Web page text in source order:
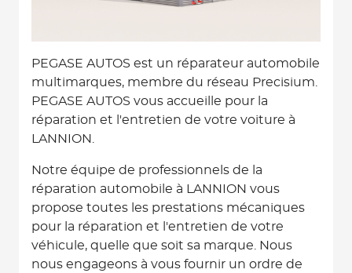
PEGASE AUTOS est un réparateur automobile
multimarques, membre du réseau Precisium.
PEGASE AUTOS vous accueille pour la
réparation et l'entretien de votre voiture à
LANNION.
Notre équipe de professionnels de la
réparation automobile à LANNION vous
propose toutes les prestations mécaniques
pour la réparation et l'entretien de votre
véhicule, quelle que soit sa marque. Nous
nous engageons à vous fournir un ordre de